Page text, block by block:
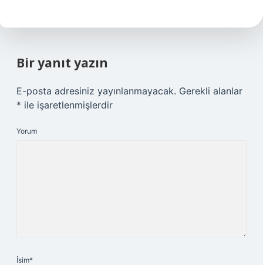
Bir yanıt yazın
E-posta adresiniz yayınlanmayacak. Gerekli alanlar
* ile işaretlenmişlerdir
Yorum
İsim*